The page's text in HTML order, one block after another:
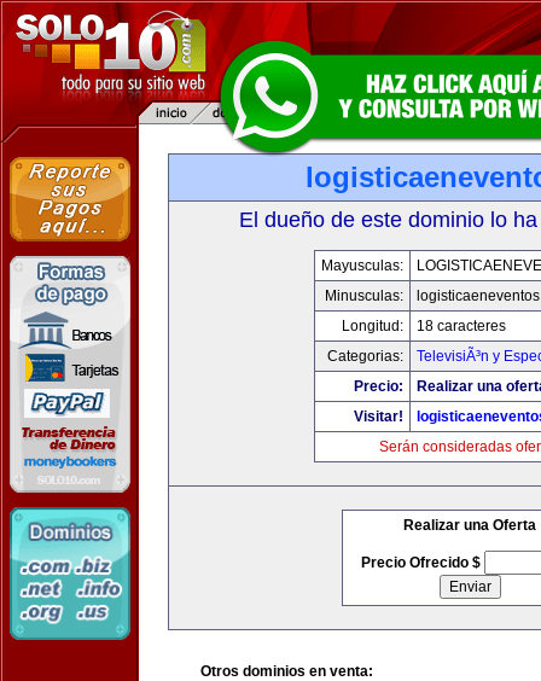
El dueño de este dominio lo
Mayusculas:
Minusculas:
Longitud:
18 caracteres
Categorias:
TelevisiÃ³n y
Precio:
Realizar una
Visitar!
Serán consideradas
Realizar una Oferta
Precio Ofrecido $
Otros dominios en venta: